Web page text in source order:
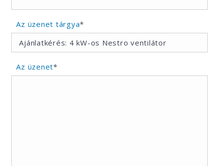
Az üzenet tárgya*
Az üzenet*